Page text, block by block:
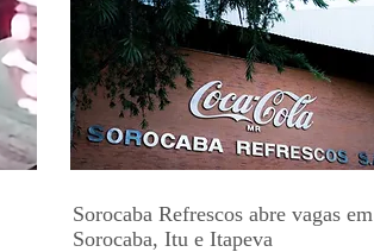
Sorocaba Refrescos abre vagas em
Sorocaba, Itu e Itapeva